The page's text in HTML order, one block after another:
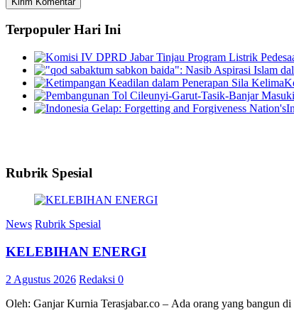
Terpopuler Hari Ini
Rubrik Spesial
News Rubrik Spesial
KELEBIHAN ENERGI
2 Agustus 2026 Redaksi 0
Oleh: Ganjar Kurnia Terasjabar.co – Ada orang yang bangun